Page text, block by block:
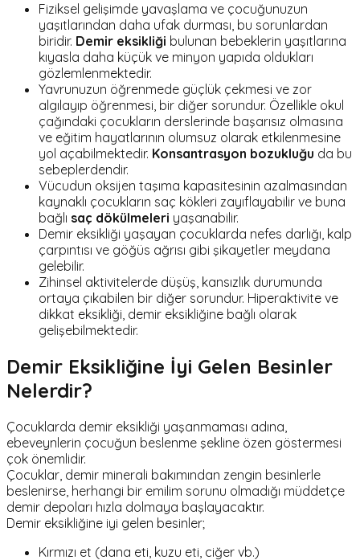
Fiziksel gelişimde yavaşlama ve çocuğunuzun
yaşıtlarından daha ufak durması, bu sorunlardan
biridir. Demir eksikliği bulunan bebeklerin yaşıtlarına
kıyasla daha küçük ve minyon yapıda oldukları
gözlemlenmektedir.
Yavrunuzun öğrenmede güçlük çekmesi ve zor
algılayıp öğrenmesi, bir diğer sorundur. Özellikle okul
çağındaki çocukların derslerinde başarısız olmasına
ve eğitim hayatlarının olumsuz olarak etkilenmesine
yol açabilmektedir. Konsantrasyon bozukluğu da bu
sebeplerdendir.
Vücudun oksijen taşıma kapasitesinin azalmasından
kaynaklı çocukların saç kökleri zayıflayabilir ve buna
bağlı saç dökülmeleri yaşanabilir.
Demir eksikliği yaşayan çocuklarda nefes darlığı, kalp
çarpıntısı ve göğüs ağrısı gibi şikayetler meydana
gelebilir.
Zihinsel aktivitelerde düşüş, kansızlık durumunda
ortaya çıkabilen bir diğer sorundur. Hiperaktivite ve
dikkat eksikliği, demir eksikliğine bağlı olarak
gelişebilmektedir.
Demir Eksikliğine İyi Gelen Besinler
Nelerdir?
Çocuklarda demir eksikliği yaşanmaması adına,
ebeveynlerin çocuğun beslenme şekline özen göstermesi
çok önemlidir.
Çocuklar, demir minerali bakımından zengin besinlerle
beslenirse, herhangi bir emilim sorunu olmadığı müddetçe
demir depoları hızla dolmaya başlayacaktır.
Demir eksikliğine iyi gelen besinler;
Kırmızı et (dana eti, kuzu eti, ciğer vb.)